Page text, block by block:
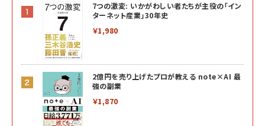
7つの激変: いかがわしい者たちが主役の「イン
ターネット産業」30年史
￥1,980
2億円を売り上げたプロが教える note×AI 最
強の副業
￥1,870